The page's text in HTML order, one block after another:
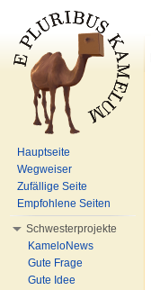
Hauptseite
Wegweiser
Zufällige Seite
Empfohlene Seiten
Schwesterprojekte
KameloNews
Gute Frage
Gute Idee